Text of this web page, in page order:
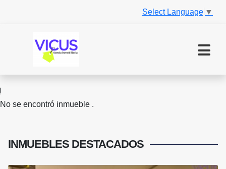
Select Language ▼
No se encontró inmueble .
INMUEBLES DESTACADOS